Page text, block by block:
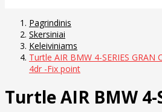
Pagrindinis
Skersiniai
Keleiviniams
Turtle AIR BMW 4-SERIES GRAN
4dr -Fix point
Turtle AIR BMW 4-